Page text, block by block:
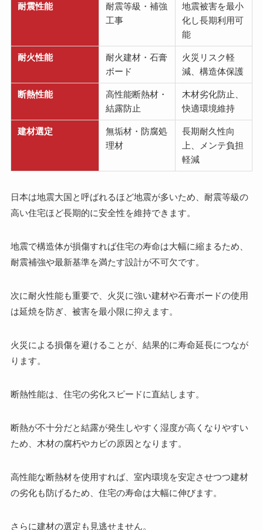
耐震性能
耐震等級・補強
工事
地震被害を最小
化し長期利用可
能
耐火性能
耐火建材・石膏
ボード
火災リスク軽
減、構造体保護
断熱性能
高性能断熱材・
結露防止
木材劣化防止、
快適環境維持
建材選定
無垢材・防腐処
理材
長期耐久性向
上、メンテ負担
軽減
日本は地震大国と呼ばれるほど地震が多いため、耐震等級の
高い住宅ほど長期的に安全性を維持できます。
地震で構造体が損傷すれば住宅の寿命は大幅に縮まるため、
耐震補強や最新基準を満たす設計が不可欠です。
次に耐火性能も重要で、火災に強い建材や石膏ボードの使用
は延焼を防ぎ、被害を最小限に抑えます。
火災による損傷を避けることが、結果的に寿命延長につなが
ります。
断熱性能は、住宅の劣化スピードに直結します。
断熱が不十分だと結露が発生しやすく湿度が高くなりやすい
ため、木材の腐朽やカビの原因となります。
高性能な断熱材を使用すれば、室内環境を安定させつつ建材
の劣化も防げるため、住宅の寿命は大幅に伸びます。
さらに建材の選定も見逃せません。